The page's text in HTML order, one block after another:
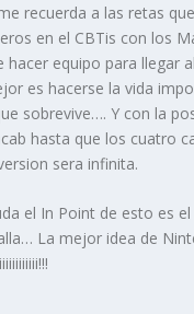
recuerda a las retas
en el CBTis con los
hacer equipo para llegar
es hacerse la vida
sobrevive…. Y con la
hasta que los cuatro
sera infinita.
el In Point de esto es
La mejor idea de